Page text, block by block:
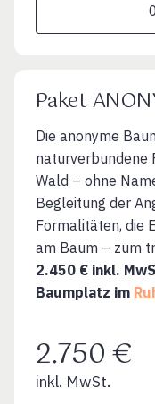
Paket
Die anonyme
naturverbundene
Wald – ohne
Begleitung der
Formalitäten, die
am Baum – zum
2.450 € inkl.
Baumplatz im
2.750 €
inkl. MwSt.